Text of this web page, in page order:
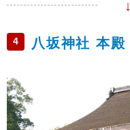
4 八坂神社 本殿